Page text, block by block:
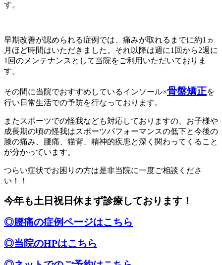
す。
早期改善が認められる症例では、痛みが取れるまでに約1ヵ
月ほど時間はいただきました。それ以降は週に1回から2週に
1回のメンテナンスとして当院をご利用いただいておりま
す。
その間に当院でおすすめしているインソール×骨盤矯正を
行い日常生活での予防を行なっております。
またスポーツでの怪我なども対応しておりますの、お子様や
成長期の頃の怪我はスポーツパフォーマンスの低下と今後の
膝の痛み、腰痛、猫背、精神的疾患と深く関わってくること
が分かっています。
つらい症状でお困りの方は是非当院に一度ご相談くださ
い！！
今年も土日祝日休まず診療しております！
◎腰痛の症例ページはこちら
◎当院のHPはこちら